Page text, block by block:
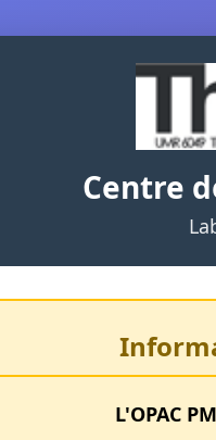
Centre
L'OPAC